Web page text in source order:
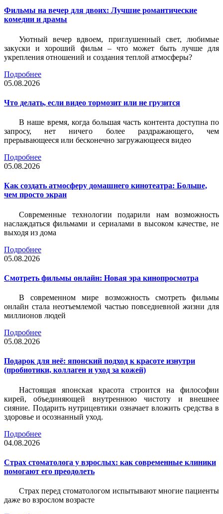
Фильмы на вечер для двоих: Лучшие романтические
комедии и драмы
Уютный вечер вдвоем, приглушенный свет, любимые
закуски и хороший фильм – что может быть лучше для
укрепления отношений и создания теплой атмосферы?
Подробнее
05.08.2026
Что делать, если видео тормозит или не грузится
В наше время, когда большая часть контента доступна по
запросу, нет ничего более раздражающего, чем
прерывающееся или бесконечно загружающееся видео
Подробнее
05.08.2026
Как создать атмосферу домашнего кинотеатра: Больше,
чем просто экран
Современные технологии подарили нам возможность
наслаждаться фильмами и сериалами в высоком качестве, не
выходя из дома
Подробнее
05.08.2026
Смотреть фильмы онлайн: Новая эра кинопросмотра
В современном мире возможность смотреть фильмы
онлайн стала неотъемлемой частью повседневной жизни для
миллионов людей
Подробнее
05.08.2026
Подарок для неё: японский подход к красоте изнутри
(пробиотики, коллаген и уход за кожей)
Настоящая японская красота строится на философии
кирей, объединяющей внутреннюю чистоту и внешнее
сияние. Подарить нутрицевтики означает вложить средства в
здоровье и осознанный уход.
Подробнее
04.08.2026
Страх стоматолога у взрослых: как современные клиники
помогают его преодолеть
Страх перед стоматологом испытывают многие пациенты
даже во взрослом возрасте